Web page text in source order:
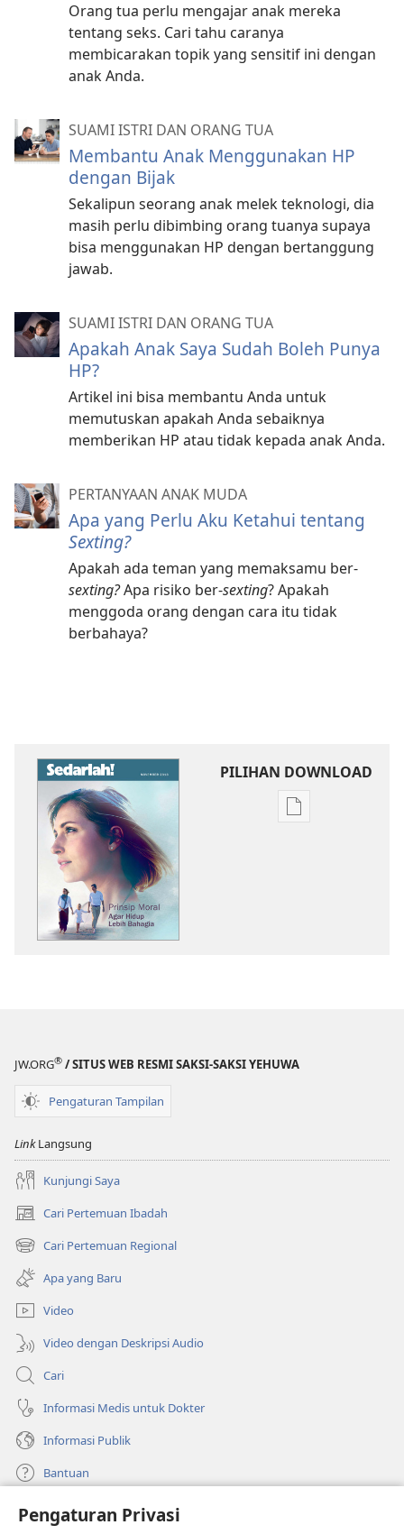
Pengaturan Privasi
Orang tua perlu mengajar anak mereka
tentang seks. Cari tahu caranya
membicarakan topik yang sensitif ini dengan
anak Anda.
SUAMI ISTRI DAN ORANG TUA
Membantu Anak Menggunakan HP
dengan Bijak
Sekalipun seorang anak melek teknologi, dia
masih perlu dibimbing orang tuanya supaya
bisa menggunakan HP dengan bertanggung
jawab.
SUAMI ISTRI DAN ORANG TUA
Apakah Anak Saya Sudah Boleh Punya
HP?
Artikel ini bisa membantu Anda untuk
memutuskan apakah Anda sebaiknya
memberikan HP atau tidak kepada anak Anda.
PERTANYAAN ANAK MUDA
Apa yang Perlu Aku Ketahui tentang
Sexting?
Apakah ada teman yang memaksamu ber-
sexting?Apa risiko ber-sexting? Apakah
menggoda orang dengan cara itu tidak
berbahaya?
PILIHAN DOWNLOAD
Pilihan
JW.ORG® / SITUS WEB RESMI SAKSI-SAKSI YEHUWA
Pengaturan Tampilan
LinkLangsung
Kunjungi Saya
Cari Pertemuan Ibadah
(terbuka
di
window
baru)
Cari Pertemuan Regional
(terbuka
di
window
baru)
Apa yang Baru
Video
Video dengan Deskripsi Audio
Cari
Informasi Medis untuk Dokter
Informasi Publik
Bantuan
Sumbangan
(terbuka